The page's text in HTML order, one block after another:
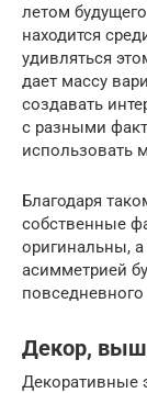
летом
находится
удивляться
дает массу
создавать
с разными
использовать
Благодаря
собственные
оригинальны,
асимметрией
повседневного
Декор,
Декоративные